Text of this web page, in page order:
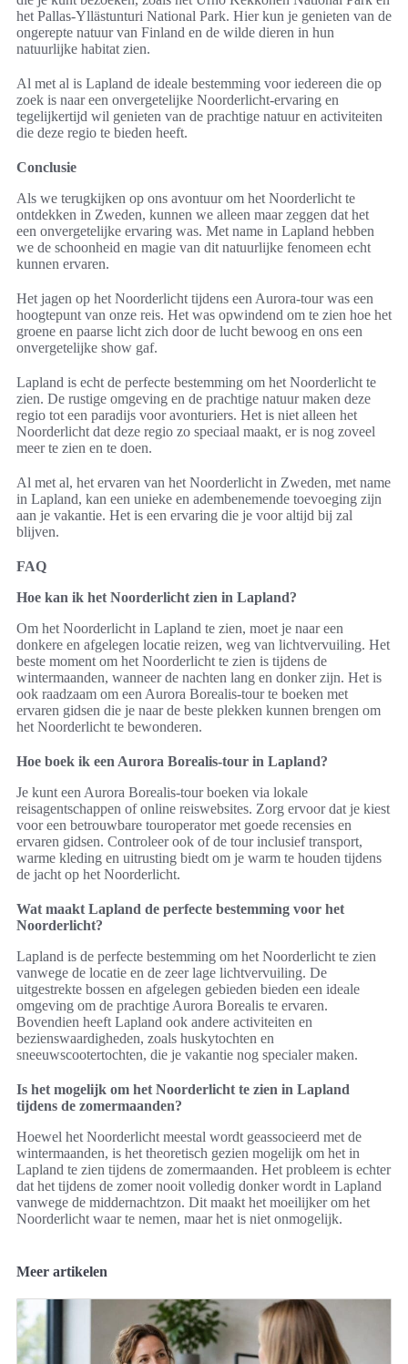
het Pallas-Yllästunturi National Park. Hier kun je genieten van de
ongerepte natuur van Finland en de wilde dieren in hun
natuurlijke habitat zien.
Al met al is Lapland de ideale bestemming voor iedereen die op
zoek is naar een onvergetelijke Noorderlicht-ervaring en
tegelijkertijd wil genieten van de prachtige natuur en activiteiten
die deze regio te bieden heeft.
Conclusie
Als we terugkijken op ons avontuur om het Noorderlicht te
ontdekken in Zweden, kunnen we alleen maar zeggen dat het
een onvergetelijke ervaring was. Met name in Lapland hebben
we de schoonheid en magie van dit natuurlijke fenomeen echt
kunnen ervaren.
Het jagen op het Noorderlicht tijdens een Aurora-tour was een
hoogtepunt van onze reis. Het was opwindend om te zien hoe het
groene en paarse licht zich door de lucht bewoog en ons een
onvergetelijke show gaf.
Lapland is echt de perfecte bestemming om het Noorderlicht te
zien. De rustige omgeving en de prachtige natuur maken deze
regio tot een paradijs voor avonturiers. Het is niet alleen het
Noorderlicht dat deze regio zo speciaal maakt, er is nog zoveel
meer te zien en te doen.
Al met al, het ervaren van het Noorderlicht in Zweden, met name
in Lapland, kan een unieke en adembenemende toevoeging zijn
aan je vakantie. Het is een ervaring die je voor altijd bij zal
blijven.
FAQ
Hoe kan ik het Noorderlicht zien in Lapland?
Om het Noorderlicht in Lapland te zien, moet je naar een
donkere en afgelegen locatie reizen, weg van lichtvervuiling. Het
beste moment om het Noorderlicht te zien is tijdens de
wintermaanden, wanneer de nachten lang en donker zijn. Het is
ook raadzaam om een Aurora Borealis-tour te boeken met
ervaren gidsen die je naar de beste plekken kunnen brengen om
het Noorderlicht te bewonderen.
Hoe boek ik een Aurora Borealis-tour in Lapland?
Je kunt een Aurora Borealis-tour boeken via lokale
reisagentschappen of online reiswebsites. Zorg ervoor dat je kiest
voor een betrouwbare touroperator met goede recensies en
ervaren gidsen. Controleer ook of de tour inclusief transport,
warme kleding en uitrusting biedt om je warm te houden tijdens
de jacht op het Noorderlicht.
Wat maakt Lapland de perfecte bestemming voor het
Noorderlicht?
Lapland is de perfecte bestemming om het Noorderlicht te zien
vanwege de locatie en de zeer lage lichtvervuiling. De
uitgestrekte bossen en afgelegen gebieden bieden een ideale
omgeving om de prachtige Aurora Borealis te ervaren.
Bovendien heeft Lapland ook andere activiteiten en
bezienswaardigheden, zoals huskytochten en
sneeuwscootertochten, die je vakantie nog specialer maken.
Is het mogelijk om het Noorderlicht te zien in Lapland
tijdens de zomermaanden?
Hoewel het Noorderlicht meestal wordt geassocieerd met de
wintermaanden, is het theoretisch gezien mogelijk om het in
Lapland te zien tijdens de zomermaanden. Het probleem is echter
dat het tijdens de zomer nooit volledig donker wordt in Lapland
vanwege de middernachtzon. Dit maakt het moeilijker om het
Noorderlicht waar te nemen, maar het is niet onmogelijk.
Meer artikelen